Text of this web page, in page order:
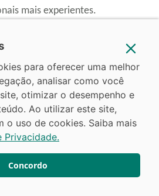
mais experientes.
ser a ponte que você precisa
de trabalho entendendo quais
sua área.
de estágio
do queexperiência,
de contatos
para oferecer uma melhor
analisar como você
otimizar o desempenho e
Ao utilizar este site,
o uso de cookies. Saiba mais
Privacidade.
Concordo